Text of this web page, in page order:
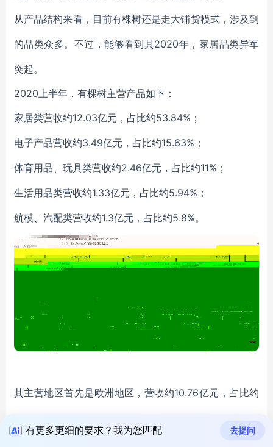
从产品结构来看，目前有棵树还是走大铺货模式，涉及到
的品类众多。不过，能够看到其2020年，家居品类异军
突起。
2020上半年，有棵树主营产品如下：
家居类营收约12.03亿元，占比约53.84%；
电子产品营收约3.49亿元，占比约15.63%；
体育用品、玩具类营收约2.46亿元，占比约11%；
生活用品类营收约1.33亿元，占比约5.94%；
航模、汽配类营收约1.3亿元，占比约5.8%。
其主营地区首先是欧洲地区，营收约10.76亿元，占比约
有更多更细的要求？我为您匹配 去提问